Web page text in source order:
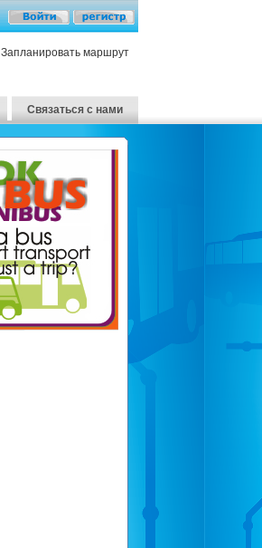
Запланировать маршрут
Связаться с нами